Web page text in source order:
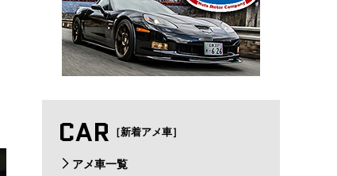
CAR ［新着アメ車］
アメ車一覧